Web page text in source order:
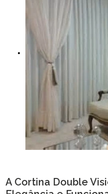
A Cortina Double